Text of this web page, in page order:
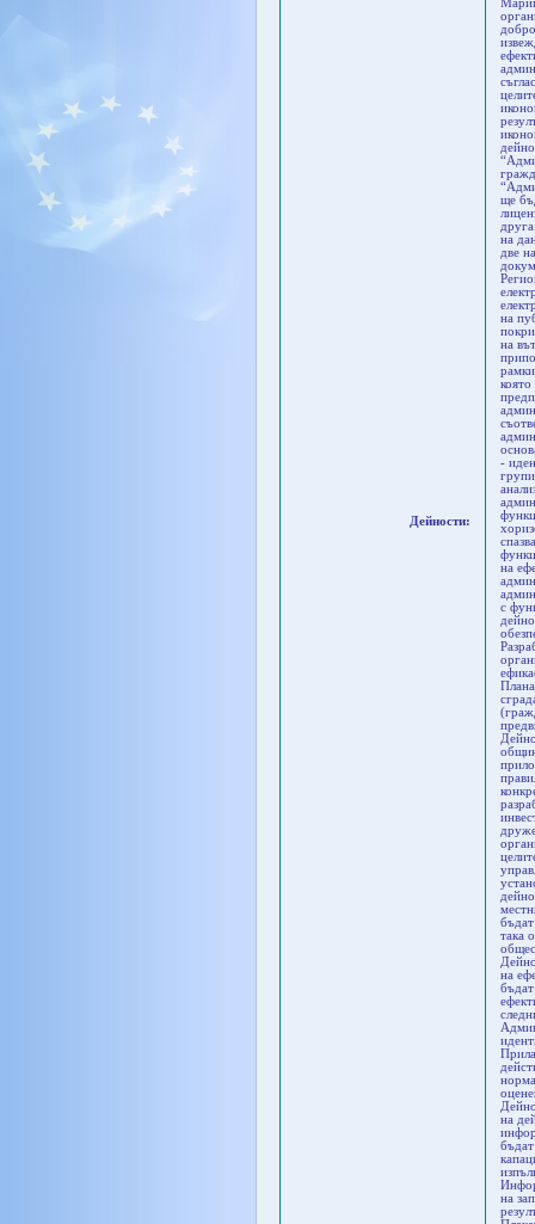
Дейности:
ще
на
две
на
на
-
на
с
така
на
на
на